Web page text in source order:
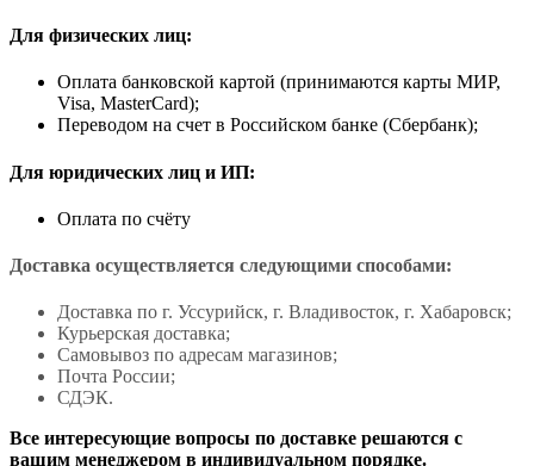
Для физических лиц:
Оплата банковской картой (принимаются карты МИР,
Visa, MasterCard);
Переводом на счет в Российском банке (Сбербанк);
Для юридических лиц и ИП:
Оплата по счёту
Доставка осуществляется следующими способами:
Доставка по г. Уссурийск, г. Владивосток, г. Хабаровск;
Курьерская доставка;
Самовывоз по адресам магазинов;
Почта России;
СДЭК.
Все интересующие вопросы по доставке решаются с
вашим менеджером в индивидуальном порядке.